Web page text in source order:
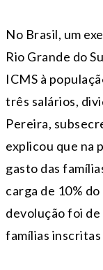
No Brasil, um
Rio Grande do
ICMS à
três salários,
Pereira,
explicou que na
gasto das
carga de 10%
devolução foi
famílias